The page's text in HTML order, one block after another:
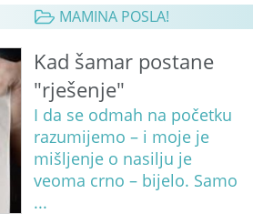
MAMINA POSLA!
Kad šamar postane
"rješenje"
I da se odmah na početku
razumijemo – i moje je
mišljenje o nasilju je
veoma crno – bijelo. Samo
...